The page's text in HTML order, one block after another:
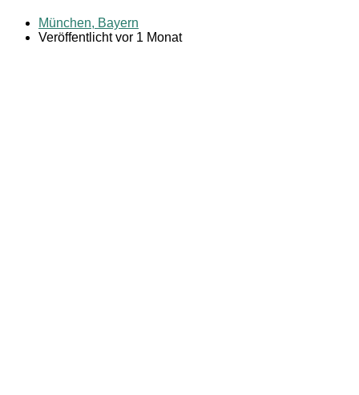
München, Bayern
Veröffentlicht vor 1 Monat